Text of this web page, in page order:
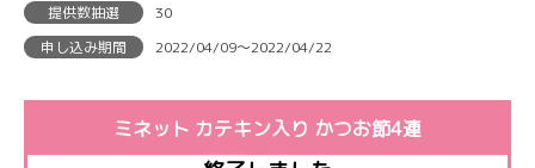
提供数抽選
30
申し込み期間
2022/04/09〜2022/04/22
ミネット カテキン入り かつお節4連